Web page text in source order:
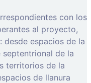
con los
al proyecto,
desde espacios de la
de la
territorios de la
de llanura